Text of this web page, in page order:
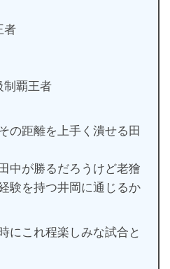
者
制覇王者
の距離を上手く潰せる田
中が勝るだろうけど老獪
験を持つ井岡に通じるか
にこれ程楽しみな試合と